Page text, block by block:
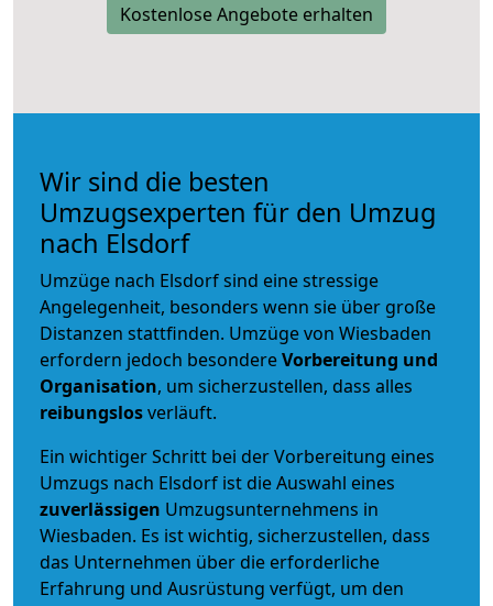
Kostenlose Angebote erhalten
Wir sind die besten
Umzugsexperten für den Umzug
nach Elsdorf
Umzüge nach Elsdorf sind eine stressige
Angelegenheit, besonders wenn sie über große
Distanzen stattfinden. Umzüge von Wiesbaden
erfordern jedoch besondereVorbereitung und
Organisation, um sicherzustellen, dass alles
reibungslosverläuft.
Ein wichtiger Schritt bei der Vorbereitung eines
Umzugs nach Elsdorf ist die Auswahl eines
zuverlässigen Umzugsunternehmens in
Wiesbaden. Es ist wichtig, sicherzustellen, dass
das Unternehmen über die erforderliche
Erfahrung und Ausrüstung verfügt, um den